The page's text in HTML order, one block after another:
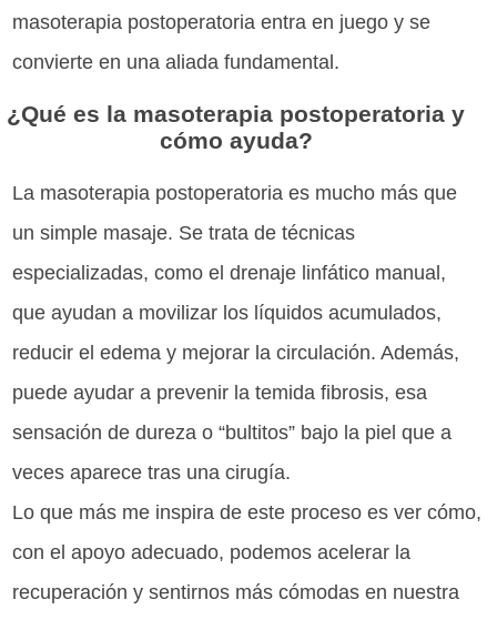
masoterapia postoperatoria entra en juego y se
convierte en una aliada fundamental.
¿Qué es la masoterapia postoperatoria y
cómo ayuda?
La masoterapia postoperatoria es mucho más que
un simple masaje. Se trata de técnicas
especializadas, como el drenaje linfático manual,
que ayudan a movilizar los líquidos acumulados,
reducir el edema y mejorar la circulación. Además,
puede ayudar a prevenir la temida fibrosis, esa
sensación de dureza o “bultitos” bajo la piel que a
veces aparece tras una cirugía.
Lo que más me inspira de este proceso es ver cómo,
con el apoyo adecuado, podemos acelerar la
recuperación y sentirnos más cómodas en nuestra